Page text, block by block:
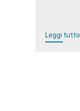
Leggi tutto